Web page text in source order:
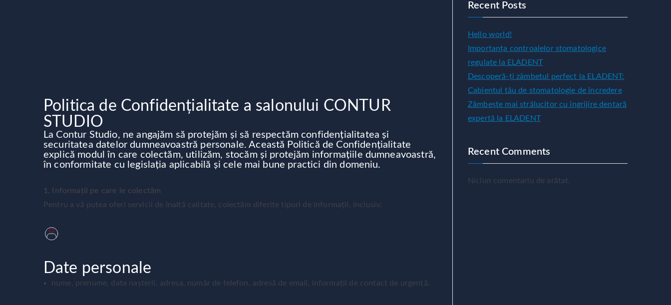
Politica de Confidențialitate a salonului CONTUR
STUDIO
La Contur Studio, ne angajăm să protejăm și să respectăm confidențialitatea și
securitatea datelor dumneavoastră personale. Această Politică de Confidențialitate
explică modul în care colectăm, utilizăm, stocăm și protejăm informațiile dumneavoastră,
în conformitate cu legislația aplicabilă și cele mai bune practici din domeniu.
1. Informații pe care le colectăm
Pentru a vă putea oferi servicii de înaltă calitate, colectăm diferite tipuri de informații, inclusiv:
Date personale
nume, prenume, data nașterii, adresa, număr de telefon, adresă de email, informații de contact de urgență.
Recent Posts
Hello world!
Importanța controalelor stomatologice
regulate la ELADENT
Descoperă-ți zâmbetul perfect la ELADENT:
Cabientul tău de stomatologie de încredere
Zâmbește mai strălucitor cu îngrijire dentară
expertă la ELADENT
Recent Comments
Niciun comentariu de arătat.